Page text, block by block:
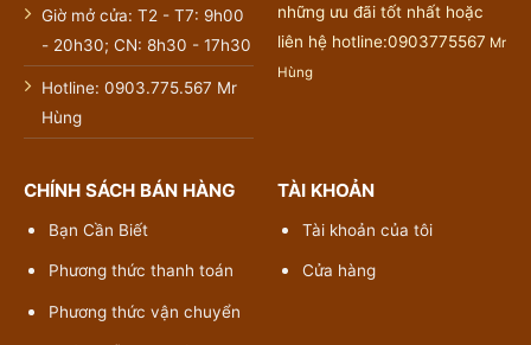
Giờ mở cửa: T2 - T7: 9h00
- 20h30; CN: 8h30 - 17h30
Hotline: 0903.775.567 Mr
Hùng
những ưu đãi tốt nhất hoặc
liên hệ hotline:0903775567 Mr
Hùng
CHÍNH SÁCH BÁN HÀNG
Bạn Cần Biết
Phương thức thanh toán
Phương thức vận chuyển
TÀI KHOẢN
Tài khoản của tôi
Cửa hàng